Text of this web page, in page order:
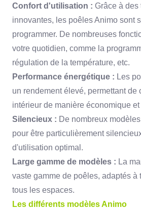
Confort d'utilisation : Grâce à
innovantes, les poêles Animo sont
programmer. De nombreuses
votre quotidien, comme la
régulation de la température, etc.
Performance énergétique : Les
un rendement élevé, permettant de
intérieur de manière économique
Silencieux : De nombreux
pour être particulièrement
d'utilisation optimal.
Large gamme de modèles : La
vaste gamme de poêles, adaptés à
tous les espaces.
Les différents modèles Animo